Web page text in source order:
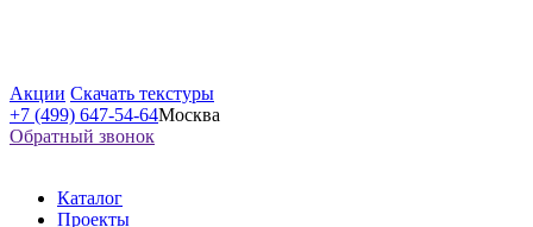
Акции Скачать текстуры
+7 (499) 647-54-64Москва
Обратный звонок
Каталог
Проекты